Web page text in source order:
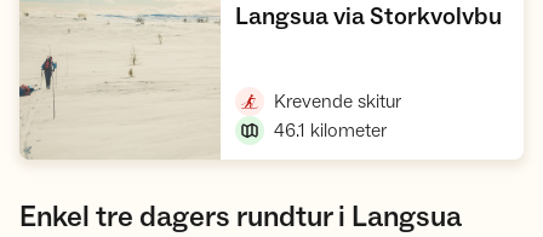
Langsua via Storkvolvbu
Krevende skitur,
46.1 kilometer
Enkel tre dagers rundtur i Langsua